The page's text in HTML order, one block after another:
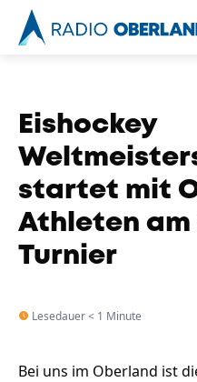
Newsreader
Eishockey
startet mit
Athleten am
Turnier
Lesedauer < 1 Minute
Bei uns im Oberland ist